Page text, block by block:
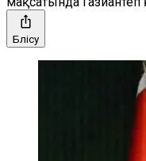
Бөлісу